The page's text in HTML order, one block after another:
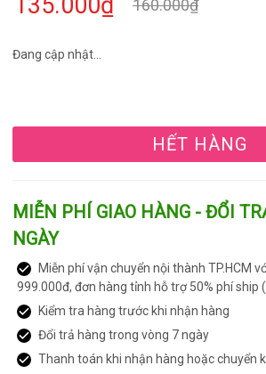
160.000₫
Đang cập nhật...
HẾT HÀNG
MIỄN PHÍ GIAO HÀNG - ĐỔI
NGÀY
Miễn phí vận chuyển nội thành TP.HCM
999.000đ, đơn hàng tỉnh hỗ trợ 50% phí ship
Kiểm tra hàng trước khi nhận hàng
Đổi trả hàng trong vòng 7 ngày
Thanh toán khi nhận hàng hoặc chuyển